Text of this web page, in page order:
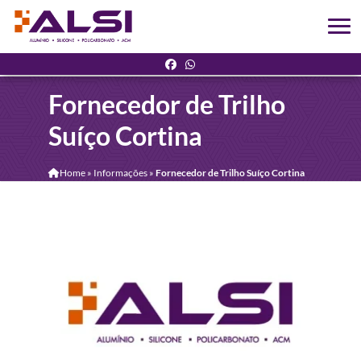
Fornecedor de Trilho
Suíço Cortina
Home» Informações » Fornecedor de Trilho Suíço Cortina